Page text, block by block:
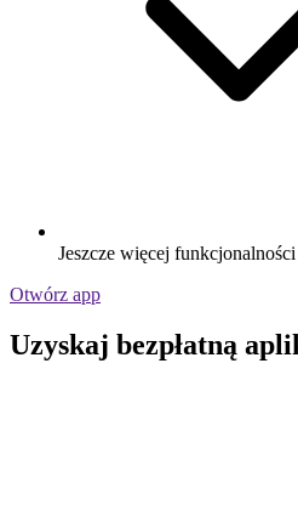
Jeszcze więcej funkcjonalności
Otwórz app
Uzyskaj bezpłatną